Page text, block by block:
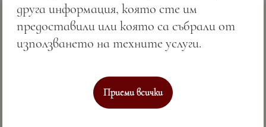
Съвършено морско гостоприемство & СПА
друга информация, която сте им
предоставили или която са събрали от
използването на техните услуги.
Приеми всички